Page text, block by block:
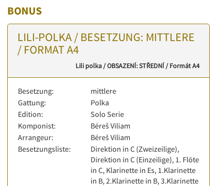
BONUS
LILI-POLKA / BESETZUNG: MITTLERE
/ FORMAT A4
Lili polka / OBSAZENÍ: STŘEDNÍ / Formát A4
Besetzung:
mittlere
Gattung:
Polka
Edition:
Solo Serie
Komponist:
Béreš Viliam
Arrangeur:
Béreš Viliam
Besetzungsliste:
Direktion in C (Zweizeilige),
Direktion in C (Einzeilige), 1. Flöte
in C, Klarinette in Es, 1.Klarinette
in B, 2.Klarinette in B, 3.Klarinette